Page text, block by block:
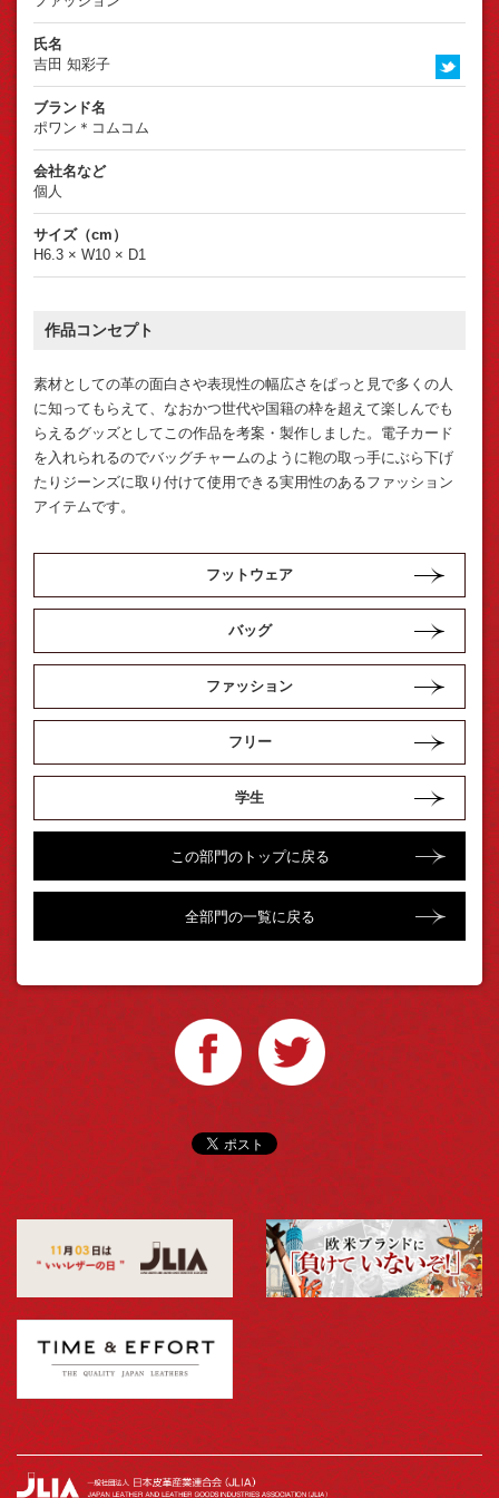
氏名
吉田 知彩子
ブランド名
ポワン＊コムコム
会社名など
個人
サイズ（cm）
H6.3 × W10 × D1
作品コンセプト
素材としての革の面白さや表現性の幅広さをぱっと見で多くの人
に知ってもらえて、なおかつ世代や国籍の枠を超えて楽しんでも
らえるグッズとしてこの作品を考案・製作しました。電子カード
を入れられるのでバッグチャームのように鞄の取っ手にぶら下げ
たりジーンズに取り付けて使用できる実用性のあるファッション
アイテムです。
フットウェア
バッグ
ファッション
フリー
学生
この部門のトップに戻る
全部門の一覧に戻る